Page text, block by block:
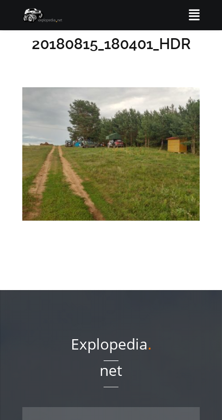
20180815_180401_HDR
Explopedia.
net